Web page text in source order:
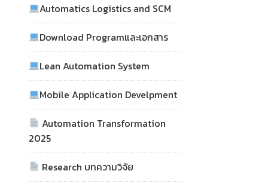
Automatics Logistics and SCM
Download Programและเอกสาร
Lean Automation System
Mobile Application Develpment
Automation Transformation
2025
Research บทความวิจัย